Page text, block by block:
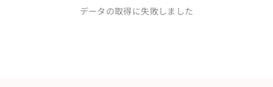
自由に自分たちらしい式の形がつくれるので、是非おすすめした
とくに、両親のいない私にとって一般的な結婚式は寂しさの方が
データの取得に失敗しました